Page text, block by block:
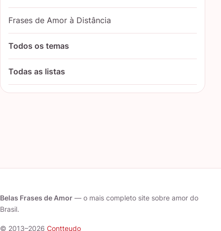
Frases de Amor à Distância
Todos os temas
Todas as listas
Belas Frases de Amor — o mais completo site sobre amor do
Brasil.
© 2013–2026 Contteudo